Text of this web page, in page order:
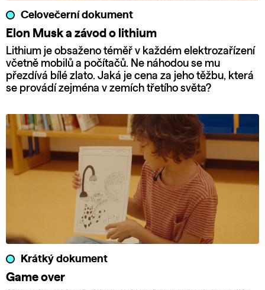
Celovečerní dokument
Elon Musk a závod o lithium
Lithium je obsaženo téměř v každém elektrozařízení
včetně mobilů a počítačů. Ne náhodou se mu
přezdívá bílé zlato. Jaká je cena za jeho těžbu, která
se provádí zejména v zemích třetího světa?
Krátký dokument
Game over